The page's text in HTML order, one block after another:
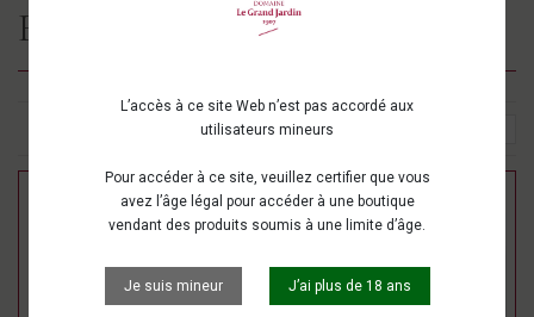
L’accès à ce site Web n’est pas accordé aux
utilisateurs mineurs
Pour accéder à ce site, veuillez certifier que vous
avez l’âge légal pour accéder à une boutique
vendant des produits soumis à une limite d’âge.
Je suis mineur J’ai plus de 18 ans
Eau de vie